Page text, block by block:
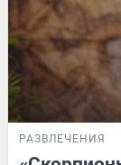
РАЗВЛЕЧЕНИЯ